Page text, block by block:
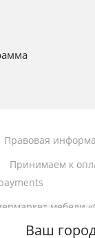
Ваш
мебели
Принимаем к
Правовая